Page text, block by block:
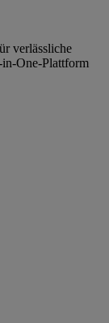
verlässliche
One-Plattform